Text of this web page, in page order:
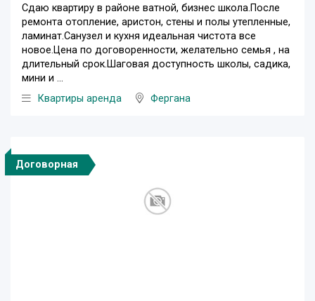
Сдаю квартиру в районе ватной, бизнес школа.После
ремонта отопление, аристон, стены и полы утепленные,
ламинат.Санузел и кухня идеальная чистота все
новое.Цена по договоренности, желательно семья , на
длительный срок.Шаговая доступность школы, садика,
мини и ...
Квартиры аренда
Фергана
Договорная